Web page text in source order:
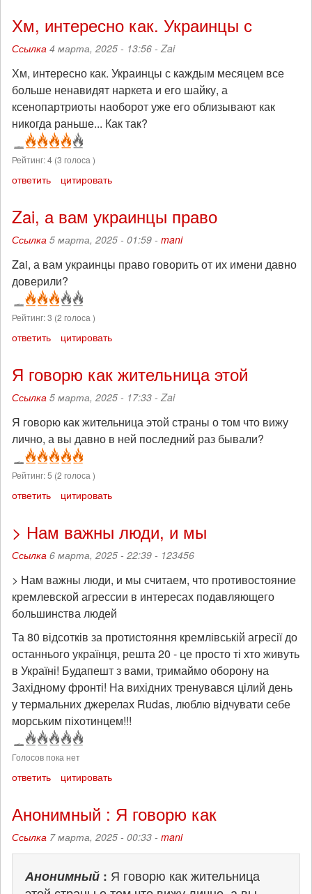
Хм, интересно как. Украинцы с
Ссылка 4 марта, 2025 - 13:56 -Zai
Хм, интересно как. Украинцы с каждым месяцем все
больше ненавидят наркета и его шайку, а
ксенопартриоты наоборот уже его облизывают как
никогда раньше... Как так?
Рейтинг:4 (3 голоса )
ответить цитировать
Zai, а вам украинцы право
Ссылка 5 марта, 2025 - 01:59 - mani
Zai, а вам украинцы право говорить от их имени давно
доверили?
Рейтинг:3 (2 голоса )
ответить цитировать
Я говорю как жительница этой
Ссылка 5 марта, 2025 - 17:33 -Zai
Я говорю как жительница этой страны о том что вижу
лично, а вы давно в ней последний раз бывали?
Рейтинг:5 (2 голоса )
ответить цитировать
> Нам важны люди, и мы
Ссылка 6 марта, 2025 - 22:39 - 123456
> Нам важны люди, и мы считаем, что противостояние
кремлевской агрессии в интересах подавляющего
большинства людей
Та 80 відсотків за протистояння кремлівській агресії до
останнього українця, решта 20 - це просто ті хто живуть
в Україні! Будапешт з вами, тримаймо оборону на
Західному фронті! На вихідних тренувався цілий день
у термальних джерелах Rudas, люблю відчувати себе
морським піхотинцем!!!
Голосов пока нет
ответить цитировать
Анонимный : Я говорю как
Ссылка 7 марта, 2025 - 00:33 - mani
Анонимный: Я говорю как жительница